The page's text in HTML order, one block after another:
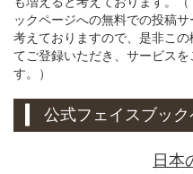
ックページへの無料での投稿
考えておりますので、是非こ
てご登録いただき、サービス
す。）
公式フェイスブック
日本